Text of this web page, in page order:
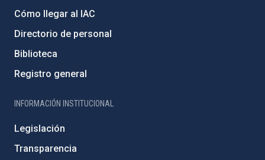
Cómo llegar al IAC
Directorio de personal
Biblioteca
Registro general
INFORMACIÓN INSTITUCIONAL
Legislación
Transparencia